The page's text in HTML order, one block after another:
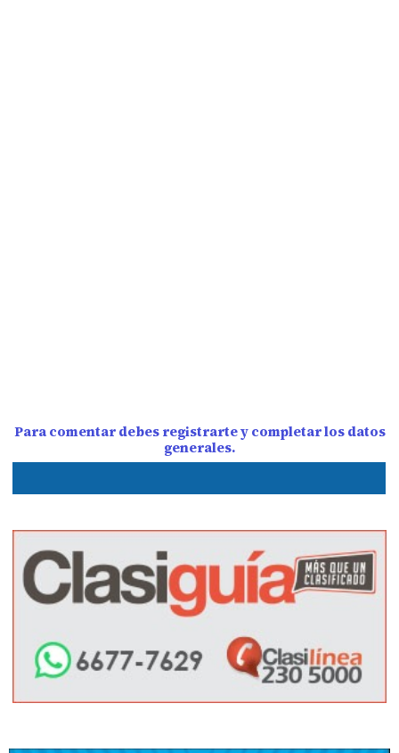
Para comentar debes registrarte y completar los datos
generales.